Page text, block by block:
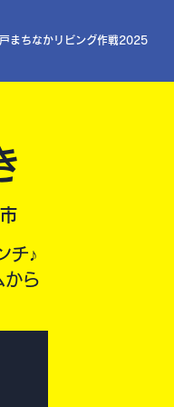
まちなかリビング作戦2025
チ♪
から